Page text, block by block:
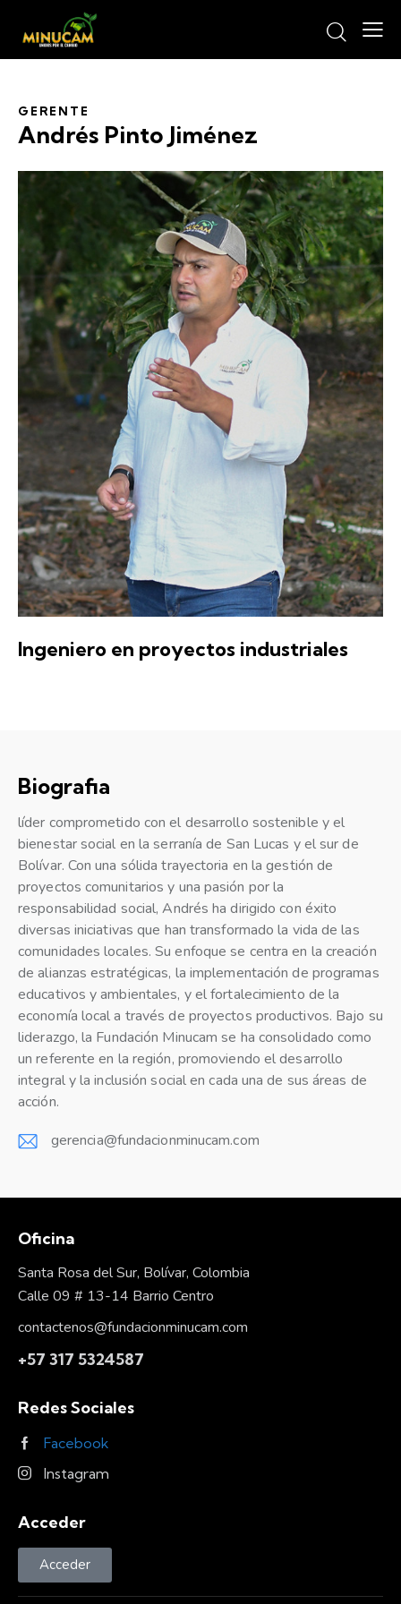
GERENTE
Andrés Pinto Jiménez
Ingeniero en proyectos industriales
Biografia
líder comprometido con el desarrollo sostenible y el
bienestar social en la serranía de San Lucas y el sur de
Bolívar. Con una sólida trayectoria en la gestión de
proyectos comunitarios y una pasión por la
responsabilidad social, Andrés ha dirigido con éxito
diversas iniciativas que han transformado la vida de las
comunidades locales. Su enfoque se centra en la creación
de alianzas estratégicas, la implementación de programas
educativos y ambientales, y el fortalecimiento de la
economía local a través de proyectos productivos. Bajo su
liderazgo, la Fundación Minucam se ha consolidado como
un referente en la región, promoviendo el desarrollo
integral y la inclusión social en cada una de sus áreas de
acción.
m
gerencia@fundacionminucam.com
Oficina
Santa Rosa del Sur, Bolívar, Colombia
Calle 09 # 13-14 Barrio Centro
contactenos@fundacionminucam.com
+57 317 5324587
Redes Sociales
Facebook
Instagram
Acceder
Acceder